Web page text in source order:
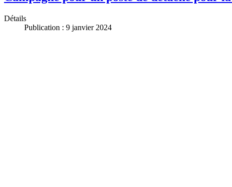
Détails
Publication : 9 janvier 2024